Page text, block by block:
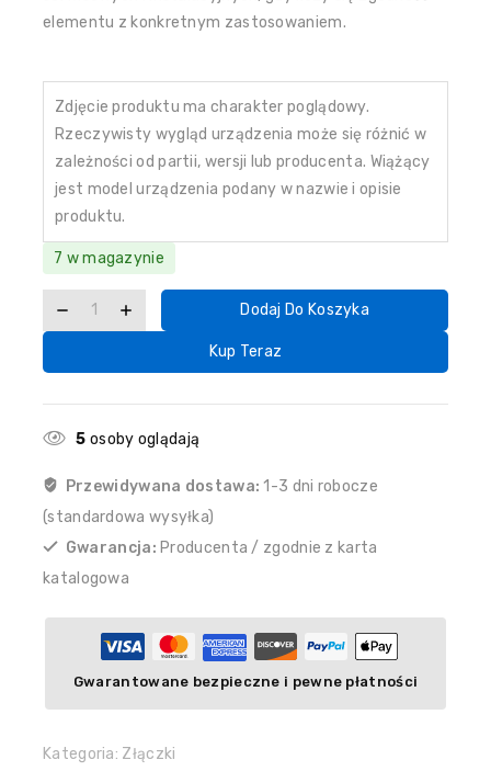
elementu z konkretnym zastosowaniem.
Zdjęcie produktu ma charakter poglądowy.
Rzeczywisty wygląd urządzenia może się różnić w
zależności od partii, wersji lub producenta. Wiążący
jest model urządzenia podany w nazwie i opisie
produktu.
7 w magazynie
Dodaj Do Koszyka
Kup Teraz
5 osoby oglądają
Przewidywana dostawa: 1-3 dni robocze
(standardowa wysyłka)
Gwarancja: Producenta / zgodnie z karta
katalogowa
Gwarantowane bezpieczne i pewne płatności
Kategoria: Złączki